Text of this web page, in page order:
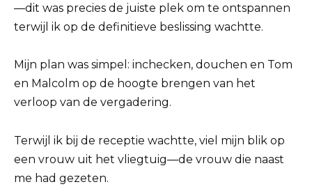
—dit was precies de juiste plek om te ontspannen
terwijl ik op de definitieve beslissing wachtte.
Mijn plan was simpel: inchecken, douchen en Tom
en Malcolm op de hoogte brengen van het
verloop van de vergadering.
Terwijl ik bij de receptie wachtte, viel mijn blik op
een vrouw uit het vliegtuig—de vrouw die naast
me had gezeten.